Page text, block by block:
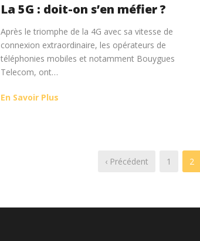
La 5G : doit-on s’en méfier ?
Après le triomphe de la 4G avec sa vitesse de
connexion extraordinaire, les opérateurs de
téléphonies mobiles et notamment Bouygues
Telecom, ont…
En Savoir Plus
‹ Précédent 1 2